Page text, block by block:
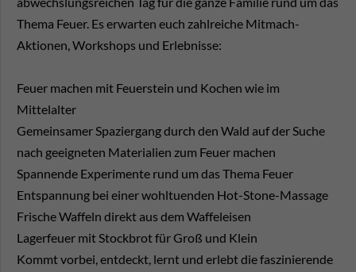
Thema Feuer. Es erwarten euch zahlreiche Mitmach-
Aktionen, Workshops und Erlebnisse:
Feuer machen mit Feuerstein und Kochen wie im
Mittelalter
Gemeinsamer Spaziergang durch den Wald auf der Suche
nach geeigneten Materialien zum Feuer machen
Spannende Experimente rund um das Thema Feuer
Entspannung bei einer wohltuenden Hot-Stone-Massage
Frische Waffeln direkt aus dem Waffeleisen
Lagerfeuer mit Stockbrot für Groß und Klein
Kommt vorbei, entdeckt, lernt und erlebt die faszinierende